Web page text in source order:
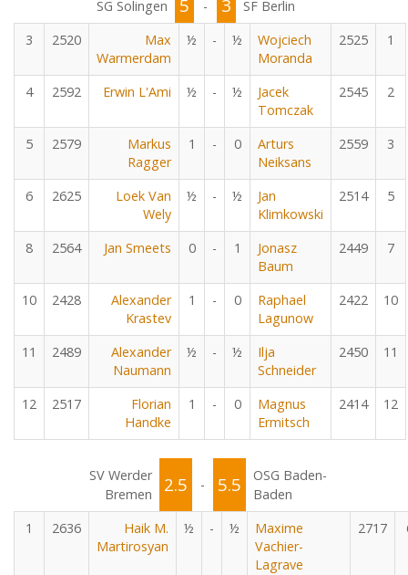
SG Solingen 5 - 3
SF Berlin
3
2520
Max
Warmerdam
½ - ½
Wojciech
Moranda
2525 1
4 2592 Erwin L'Ami ½ - ½
Jacek
Tomczak
2545 2
5 2579
Markus
Ragger
1 - 0
Arturs
Neiksans
2559 3
6 2625
Loek Van
Wely
½ - ½
Jan
Klimkowski
2514 5
8 2564 Jan Smeets 0 - 1
Jonasz
Baum
2449 7
10 2428
Alexander
Krastev
1 - 0
Raphael
Lagunow
2422 10
11 2489
Alexander
Naumann
½ - ½
Ilja
Schneider
2450 11
12 2517
Florian
Handke
1 - 0
Magnus
Ermitsch
2414 12
SV Werder
Bremen
2.5 - 5.5
OSG Baden-
Baden
1
2636
Haik M.
Martirosyan
½ - ½
Maxime
Vachier-
Lagrave
2717